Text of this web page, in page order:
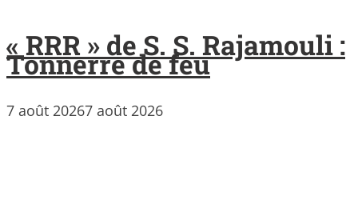
« RRR » de S. S. Rajamouli :
Tonnerre de feu
7 août 20267 août 2026